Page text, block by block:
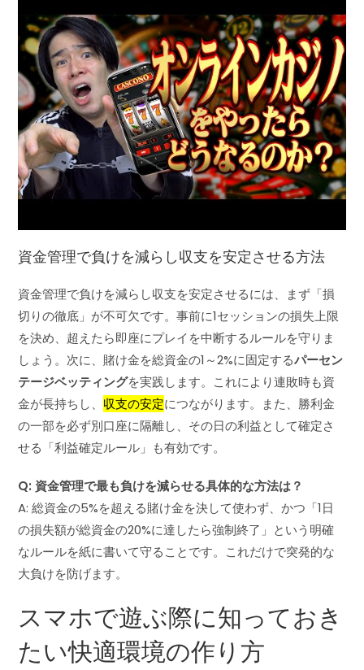
資金管理で負けを減らし収支を安定させる方法
資金管理で負けを減らし収支を安定させるには、まず「損
切りの徹底」が不可欠です。事前に1セッションの損失上限
を決め、超えたら即座にプレイを中断するルールを守りま
しょう。次に、賭け金を総資金の1～2%に固定するパーセン
テージベッティングを実践します。これにより連敗時も資
金が長持ちし、 収支の安定につながります。また、勝利金
の一部を必ず別口座に隔離し、その日の利益として確定さ
せる「利益確定ルール」も有効です。
Q: 資金管理で最も負けを減らせる具体的な方法は？
A: 総資金の5%を超える賭け金を決して使わず、かつ「1日
の損失額が総資金の20%に達したら強制終了」という明確
なルールを紙に書いて守ることです。これだけで突発的な
大負けを防げます。
スマホで遊ぶ際に知っておき
たい快適環境の作り方